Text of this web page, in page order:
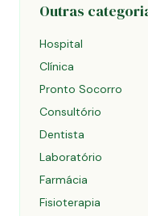
Outras
Hospital
Clínica
Pronto Socorro
Consultório
Dentista
Laboratório
Farmácia
Fisioterapia